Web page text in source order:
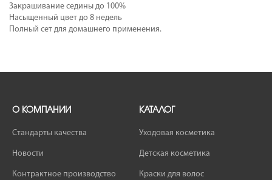
Закрашивание седины до 100%
Насыщенный цвет до 8 недель
Полный сет для домашнего применения.
О КОМПАНИИ
Стандарты качества
Новости
Контрактное производство
КАТАЛОГ
Уходовая косметика
Детская косметика
Краски для волос